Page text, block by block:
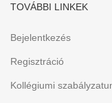
TOVÁBBI LINKEK
Bejelentkezés
Regisztráció
Kollégiumi